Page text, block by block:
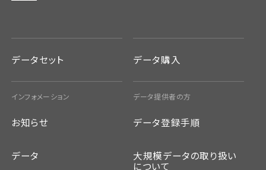
データセット
インフォメーション
お知らせ
データ
データ購入
データ提供者の方
データ登録手順
大規模データの取り扱い
について